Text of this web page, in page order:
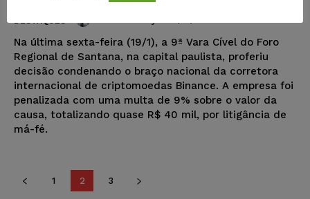
Na última sexta-feira (19/1), a 9ª Vara Cível do Foro
Regional de Santana, na capital paulista, proferiu
decisão condenando o braço nacional da corretora
internacional de criptomoedas Binance. A empresa foi
penalizada com uma multa de 9% sobre o valor da
causa, totalizando quase R$ 40 mil, por litigância de
má-fé.
1 2 3